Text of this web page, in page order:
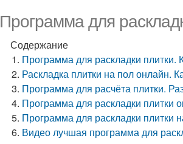
Программа для
Содержание
Программа для раскладки плитки.
Раскладка плитки на пол онлайн.
Программа для расчёта плитки.
Программа для раскладки плитки
Программа для раскладки плитки
Видео лучшая программа для